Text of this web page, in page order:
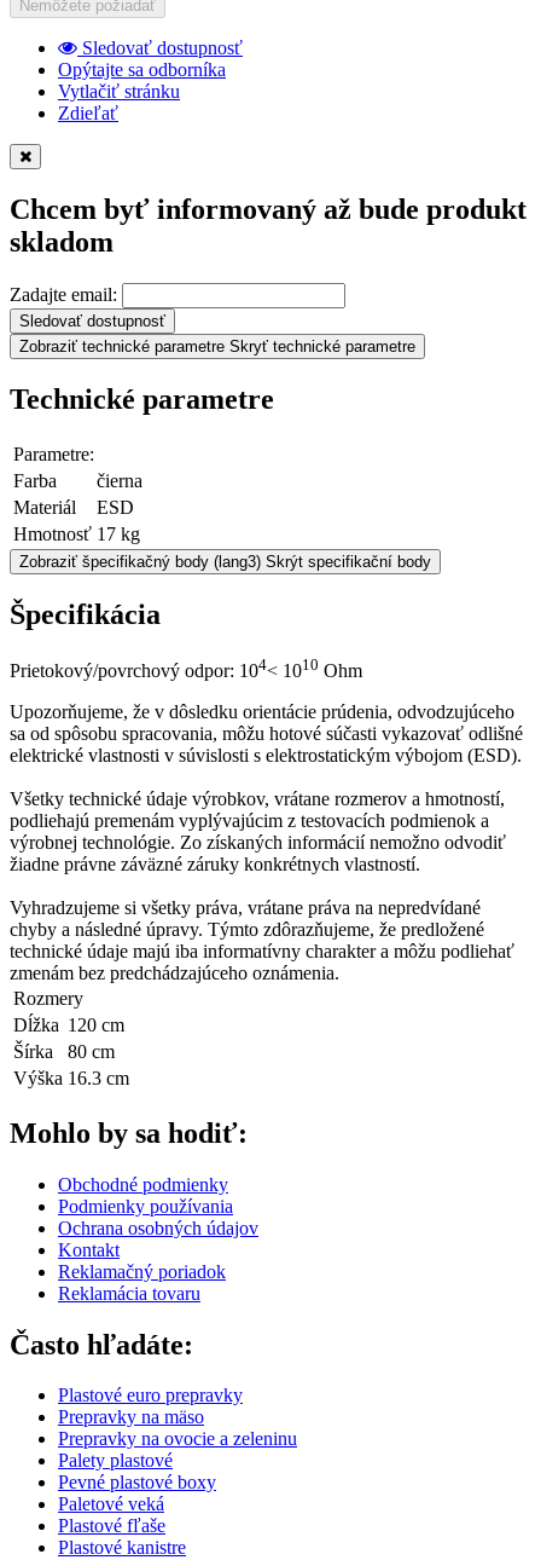
Nemôžete požiadať
Sledovať dostupnosť
Opýtajte sa odborníka
Vytlačiť stránku
Zdieľať
Chcem byť informovaný až bude produkt
skladom
Zadajte email:
Sledovať dostupnosť
Zobraziť technické parametre Skryť technické parametre
Technické parametre
Parametre:
Farba
čierna
Materiál
ESD
Hmotnosť 17 kg
Zobraziť špecifikačný body (lang3) Skrýt specifikační body
Špecifikácia
Prietokový/povrchový odpor: 104< 1010 Ohm
Upozorňujeme, že v dôsledku orientácie prúdenia, odvodzujúceho
sa od spôsobu spracovania, môžu hotové súčasti vykazovať odlišné
elektrické vlastnosti v súvislosti s elektrostatickým výbojom (ESD).
Všetky technické údaje výrobkov, vrátane rozmerov a hmotností,
podliehajú premenám vyplývajúcim z testovacích podmienok a
výrobnej technológie. Zo získaných informácií nemožno odvodiť
žiadne právne záväzné záruky konkrétnych vlastností.
Vyhradzujeme si všetky práva, vrátane práva na nepredvídané
chyby a následné úpravy. Týmto zdôrazňujeme, že predložené
technické údaje majú iba informatívny charakter a môžu podliehať
zmenám bez predchádzajúceho oznámenia.
Rozmery
Dĺžka 120 cm
Šírka
80 cm
Výška 16.3 cm
Mohlo by sa hodiť:
Obchodné podmienky
Podmienky používania
Ochrana osobných údajov
Kontakt
Reklamačný poriadok
Reklamácia tovaru
Často hľadáte:
Plastové euro prepravky
Prepravky na mäso
Prepravky na ovocie a zeleninu
Palety plastové
Pevné plastové boxy
Paletové veká
Plastové fľaše
Plastové kanistre